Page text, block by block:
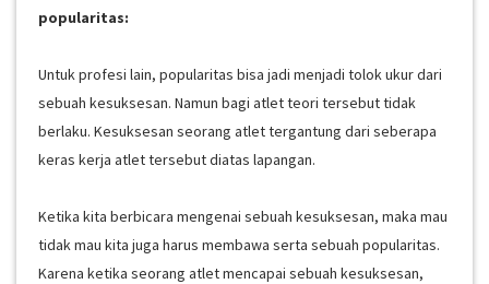
popularitas:
Untuk profesi lain, popularitas bisa jadi menjadi tolok ukur dari
sebuah kesuksesan. Namun bagi atlet teori tersebut tidak
berlaku. Kesuksesan seorang atlet tergantung dari seberapa
keras kerja atlet tersebut diatas lapangan.
Ketika kita berbicara mengenai sebuah kesuksesan, maka mau
tidak mau kita juga harus membawa serta sebuah popularitas.
Karena ketika seorang atlet mencapai sebuah kesuksesan,